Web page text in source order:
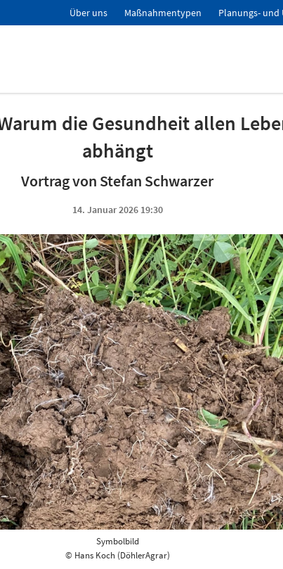
Über uns Maßnahmentypen Planungs- und
die Gesundheit allen
abhängt
Vortrag von Stefan Schwarzer
14. Januar 2026 19:30
Symbolbild
© Hans Koch (DöhlerAgrar)